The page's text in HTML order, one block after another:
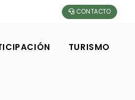
CONTACTO
TURISMO